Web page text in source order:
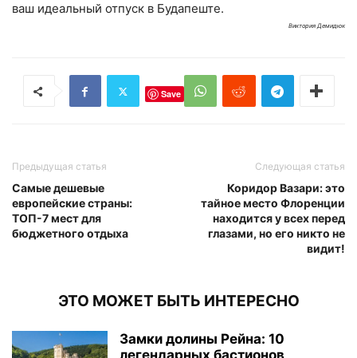
ваш идеальный отпуск в Будапеште.
Виктория Демидюк
Save
Предыдущая статья
Самые дешевые
европейские страны:
ТОП-7 мест для
бюджетного отдыха
Следующая статья
Коридор Вазари: это
тайное место Флоренции
находится у всех перед
глазами, но его никто не
видит!
ЭТО МОЖЕТ БЫТЬ ИНТЕРЕСНО
Замки долины Рейна: 10